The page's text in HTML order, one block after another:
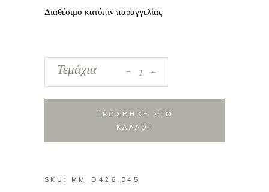
Διαθέσιμο κατόπιν παραγγελίας
Προσκλητήριο
quantity
Τεμάχια +
ΠΡΟΣΘΗΚΗ ΣΤΟ
ΚΑΛΑΘΙ
SKU: MM_D426.045